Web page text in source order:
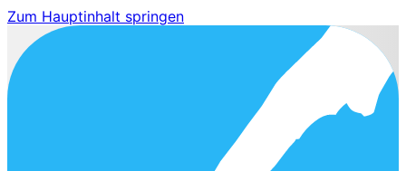
Zum Hauptinhalt springen